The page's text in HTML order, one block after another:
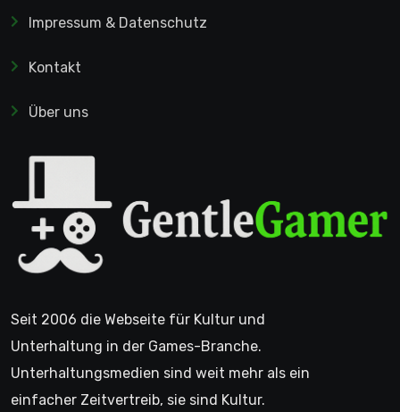
Impressum & Datenschutz
Kontakt
Über uns
Seit 2006 die Webseite für Kultur und
Unterhaltung in der Games-Branche.
Unterhaltungsmedien sind weit mehr als ein
einfacher Zeitvertreib, sie sind Kultur.